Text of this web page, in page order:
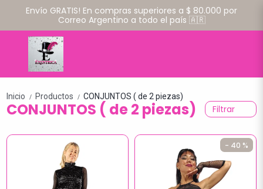
Envío GRATIS! En compras superiores a $ 80.000 por
Correo Argentino a todo el país 🇦🇷
Inicio / Productos / CONJUNTOS ( de 2 piezas)
CONJUNTOS ( de 2 piezas) Filtrar
- 40 %